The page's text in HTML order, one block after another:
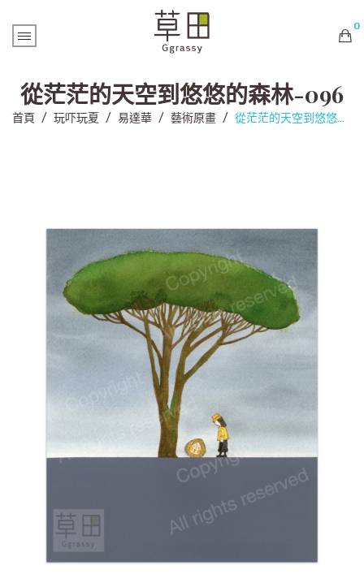
0
購物車內未有商品
從茫茫的天空到悠悠的森林-096
首頁 / 玩吓玩夏 / 易達華 / 藝術原畫 / 從茫茫的天空到悠悠的森林-096